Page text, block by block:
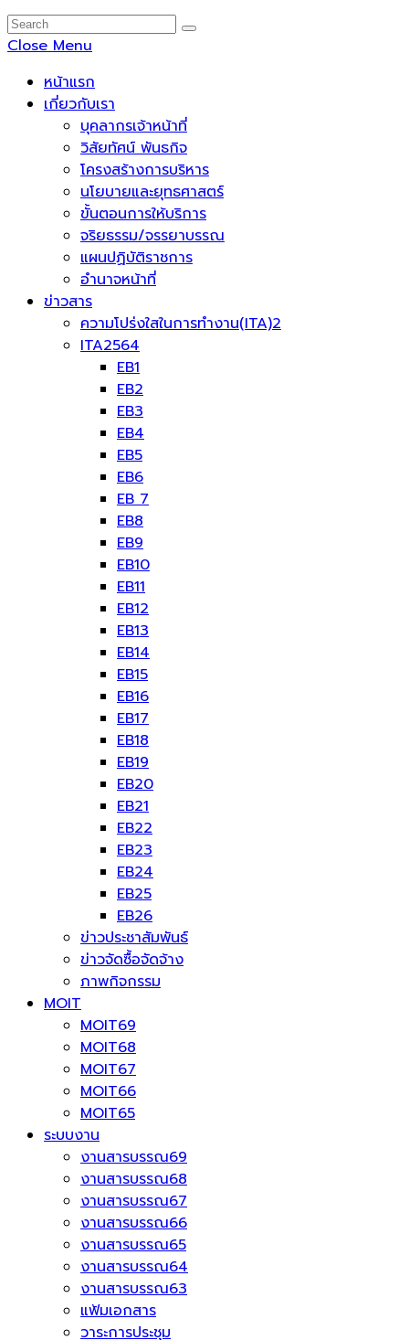
Close Menu
หน้าแรก
เกี่ยวกับเรา
บุคลากรเจ้าหน้าที่
วิสัยทัศน์ พันธกิจ
โครงสร้างการบริหาร
นโยบายและยุทธศาสตร์
ขั้นตอนการให้บริการ
จริยธรรม/จรรยาบรรณ
แผนปฏิบัติราชการ
อำนาจหน้าที่
ข่าวสาร
ความโปร่งใสในการทำงาน(ITA)2
ITA2564
EB1
EB2
EB3
EB4
EB5
EB6
EB 7
EB8
EB9
EB10
EB11
EB12
EB13
EB14
EB15
EB16
EB17
EB18
EB19
EB20
EB21
EB22
EB23
EB24
EB25
EB26
ข่าวประชาสัมพันธ์
ข่าวจัดซื้อจัดจ้าง
ภาพกิจกรรม
MOIT
MOIT69
MOIT68
MOIT67
MOIT66
MOIT65
ระบบงาน
งานสารบรรณ69
งานสารบรรณ68
งานสารบรรณ67
งานสารบรรณ66
งานสารบรรณ65
งานสารบรรณ64
งานสารบรรณ63
แฟ้มเอกสาร
วาระการประชุม